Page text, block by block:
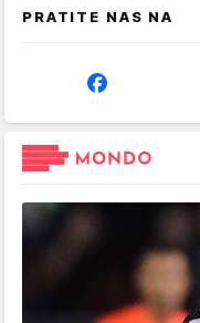
PRATITE NAS NA